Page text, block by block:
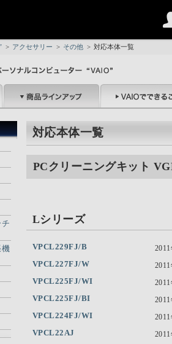
> アクセサリー > その他 > 対応本体一覧
機
対応本体一覧
PCクリーニングキット
Lシリーズ
VPCL229FJ/B
VPCL227FJ/W
VPCL225FJ/WI
VPCL225FJ/BI
VPCL224FJ/WI
VPCL22AJ